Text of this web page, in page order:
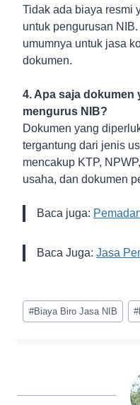
Tidak ada biaya resmi
untuk pengurusan
umumnya untuk jasa
dokumen.
4. Apa saja
mengurus NIB?
Dokumen yang
tergantung dari jenis
mencakup KTP,
usaha, dan dokumen
Baca juga:
Baca Juga: Jasa
Post
Tags:
#Biaya Biro Jasa NIB #